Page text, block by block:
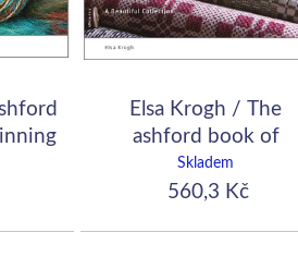
Elsa Krogh / The
ashford book of
weaving patterns from
four to eight shafts
Skladem
560,3 Kč